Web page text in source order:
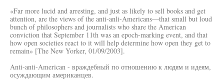
«Far more lucid and arresting, and just as likely to sell books and get
attention, are the views of the anti-anli-Americans—that small but loud
bunch of philosophers and journalists who share the American
conviction that September 11th was an epoch-marking event, and that
how open societies react to it will help determine how open they get to
remain» [The New Yorker, 01/09/2003].
Anti-anti-American - враждебный по отношению к людям и идеям,
осуждающим американцев.